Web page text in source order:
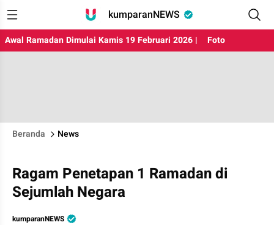
kumparanNEWS
Awal Ramadan Dimulai Kamis 19 Februari 2026 | Foto
Beranda News
Ragam Penetapan 1 Ramadan di
Sejumlah Negara
kumparanNEWS